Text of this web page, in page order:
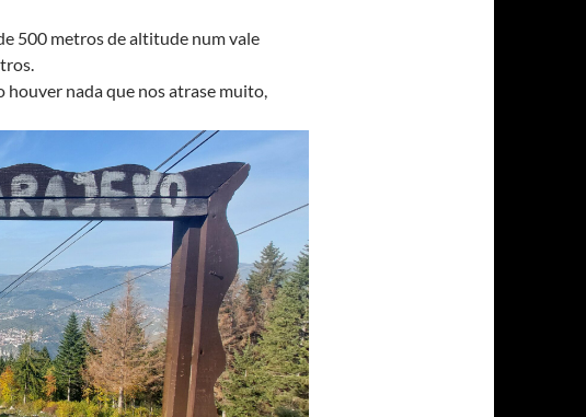
500 metros de altitude num vale
houver nada que nos atrase muito,